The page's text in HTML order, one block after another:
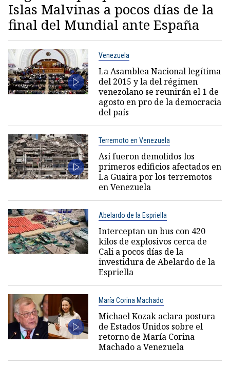
Islas Malvinas a pocos días de la
final del Mundial ante España
Venezuela
La Asamblea Nacional legítima
del 2015 y la del régimen
venezolano se reunirán el 1 de
agosto en pro de la democracia
del país
Terremoto en Venezuela
Así fueron demolidos los
primeros edificios afectados en
La Guaira por los terremotos
en Venezuela
Abelardo de la Espriella
Interceptan un bus con 420
kilos de explosivos cerca de
Cali a pocos días de la
investidura de Abelardo de la
Espriella
María Corina Machado
Michael Kozak aclara postura
de Estados Unidos sobre el
retorno de María Corina
Machado a Venezuela